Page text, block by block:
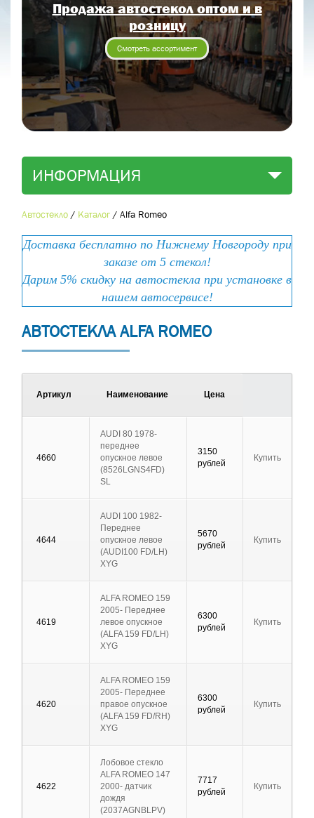
Продажа автостекол оптом и в
розницу
Смотреть ассортимент
ИНФОРМАЦИЯ
Автостекло / Каталог / Alfa Romeo
Доставка бесплатно по Нижнему Новгороду при
заказе от 5 стекол!
Дарим 5% скидку на автостекла при установке в
нашем автосервисе!
АВТОСТЕКЛА ALFA ROMEO
Артикул Наименование Цена
4660
AUDI 80 1978-
переднее
опускное левое
(8526LGNS4FD)
SL
3150
рублей
Купить
4644
AUDI 100 1982-
Переднее
опускное левое
(AUDI100 FD/LH)
XYG
5670
рублей
Купить
4619
ALFA ROMEO 159
2005- Переднее
левое опускное
(ALFA 159 FD/LH)
XYG
6300
рублей
Купить
4620
ALFA ROMEO 159
2005- Переднее
правое опускное
(ALFA 159 FD/RH)
XYG
6300
рублей
Купить
4622
Лобовое стекло
ALFA ROMEO 147
2000- датчик
дождя
(2037AGNBLPV)
7717
рублей
Купить
Отправить
Отправить заявку